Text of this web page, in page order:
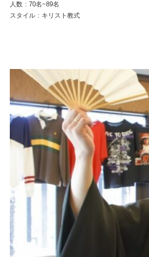
人数 : 70名~89名
スタイル : キリスト教式